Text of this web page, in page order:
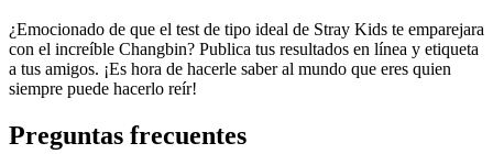
¿Emocionado de que el test de tipo ideal de Stray Kids te emparejara
con el increíble Changbin? Publica tus resultados en línea y etiqueta
a tus amigos. ¡Es hora de hacerle saber al mundo que eres quien
siempre puede hacerlo reír!
Preguntas frecuentes